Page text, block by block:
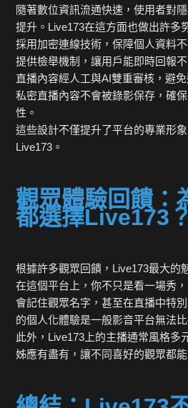
隨著數位資訊流通快速，使用者對
提升。Live173在這方面也做出許多
採用加密連線技術，保障個人資料不
提供檢舉機制，讓用戶能即時回報不
直播內容經人工與AI雙重審核，避
私密直播內容不會被錄影保存，確
性。
這些設計不僅提升了平台的專業形
Live173。
觀眾體驗回饋：
都選擇Live173
根據許多觀眾回饋，Live173最大的
在這個平台上，你不只是看一場秀
會記住觀眾名字，甚至在直播中特
的個人化體驗是一般影音平台無法比
此外，Live173上的主播通常風格多
姊應有盡有，讓不同喜好的觀眾都